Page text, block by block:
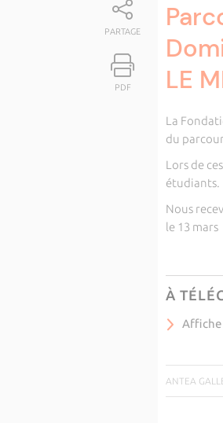
PARTAGE
PDF
LE
La
du
Lors de
étudiants.
Nous
le 13
À
Affiche
ANTEA